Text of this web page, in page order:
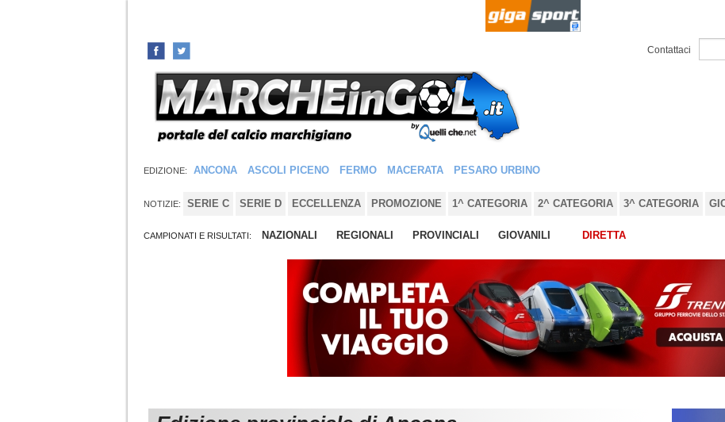
Contattaci
EDIZIONE: ANCONA ASCOLI PICENO FERMO MACERATA PESARO URBINO
NOTIZIE: SERIE C SERIE D ECCELLENZA PROMOZIONE 1^ CATEGORIA 2^ CATEGORIA 3^ CATEGORIA
CAMPIONATI E RISULTATI: NAZIONALI REGIONALI PROVINCIALI GIOVANILI DIRETTA